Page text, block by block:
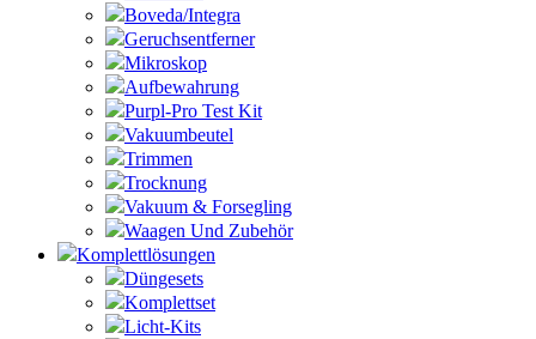
Boveda/Integra
Geruchsentferner
Mikroskop
Aufbewahrung
Purpl-Pro Test Kit
Vakuumbeutel
Trimmen
Trocknung
Vakuum & Forsegling
Waagen Und Zubehör
Komplettlösungen
Düngesets
Komplettset
Licht-Kits